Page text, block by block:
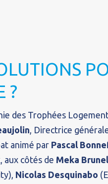
?
des Trophées
, Directrice
animé par Pascal
aux côtés de Meka Brunel
Nicolas Desquinabo